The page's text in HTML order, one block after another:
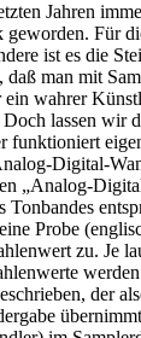
Jahren
geworden. Für
ist es die
daß man mit
ein wahrer
Doch lassen wir
funktioniert
Digital-
„Analog-
Tonbandes
Probe
zu. Je
der